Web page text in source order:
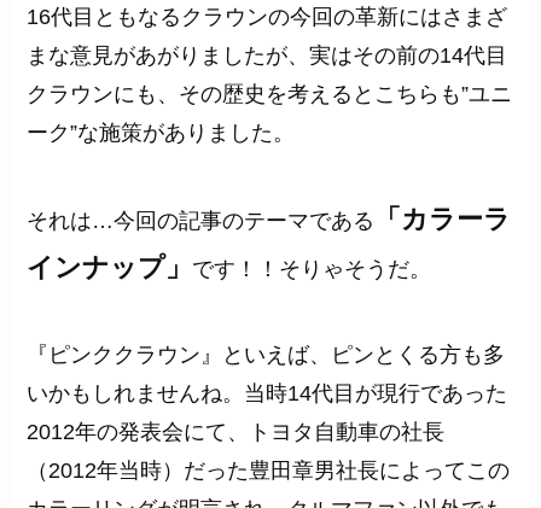
16代目ともなるクラウンの今回の革新にはさまざ
まな意見があがりましたが、実はその前の14代目
クラウンにも、その歴史を考えるとこちらも”ユニ
ーク”な施策がありました。
それは…今回の記事のテーマである
「カラーラ
インナップ」
です！！そりゃそうだ。
『ピンククラウン』といえば、ピンとくる方も多
いかもしれませんね。当時14代目が現行であった
2012年の発表会にて、トヨタ自動車の社長
（2012年当時）だった豊田章男社長によってこの